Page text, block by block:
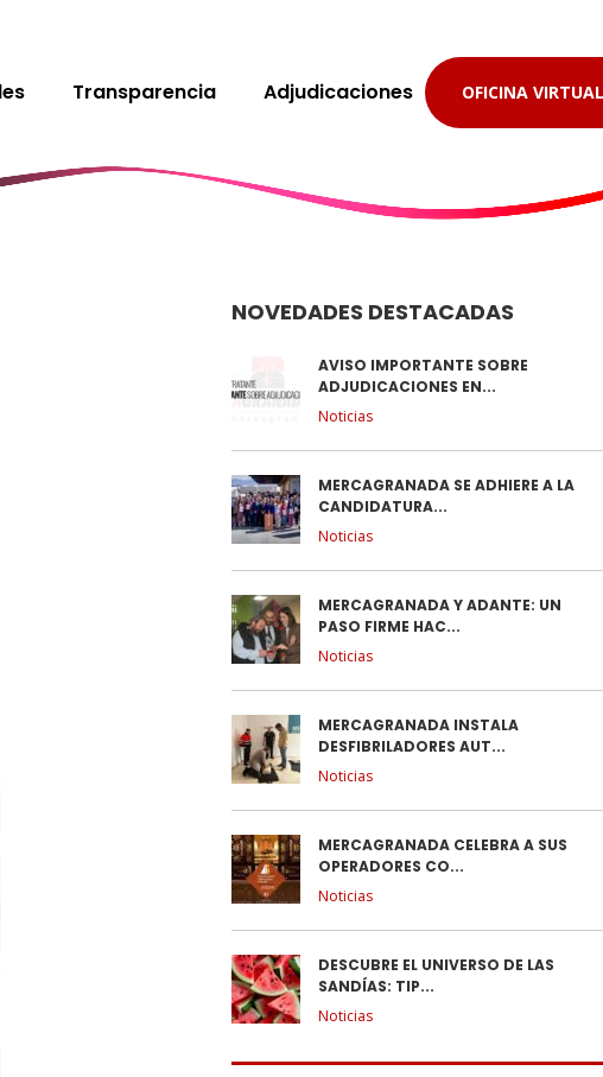
Transparencia Adjudicaciones OFICINA VIRTUAL
NOVEDADES DESTACADAS
AVISO IMPORTANTE SOBRE
ADJUDICACIONES EN...
Noticias
MERCAGRANADA SE ADHIERE A LA
CANDIDATURA...
Noticias
MERCAGRANADA Y ADANTE: UN
PASO FIRME HAC...
Noticias
MERCAGRANADA INSTALA
DESFIBRILADORES AUT...
Noticias
MERCAGRANADA CELEBRA A SUS
OPERADORES CO...
Noticias
DESCUBRE EL UNIVERSO DE LAS
SANDÍAS: TIP...
Noticias